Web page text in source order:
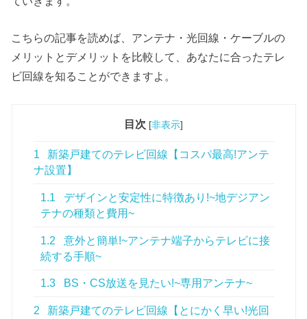
こちらの記事を読めば、アンテナ・光回線・ケーブルの
メリットとデメリットを比較して、あなたに合ったテレ
ビ回線を知ることができますよ。
目次 [非表示]
1
新築戸建てのテレビ回線【コスパ最高!アンテ
ナ設置】
1.1
デザインと安定性に特徴あり!~地デジアン
テナの種類と費用~
1.2
意外と簡単!~アンテナ端子からテレビに接
続する手順~
1.3 BS・CS放送を見たい!~専用アンテナ~
2
新築戸建てのテレビ回線【とにかく早い!光回